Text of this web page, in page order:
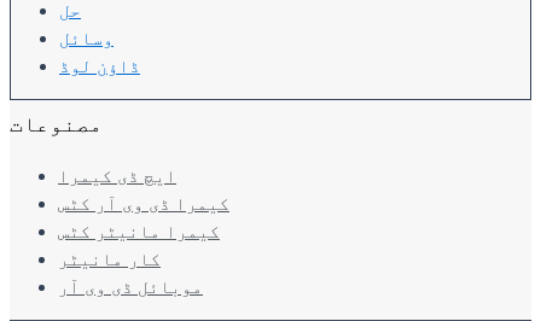
حل
وسائل
ڈاؤن لوڈ
مصنوعات
ایچ ڈی کیمرا
کیمرا ڈی وی آر کٹس
کیمرا مانیٹر کٹس
کار مانیٹر
موبائل ڈی وی آر